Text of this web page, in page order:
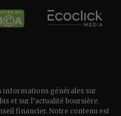
informations générales sur
et sur l’actualité boursière.
financier. Notre contenu est